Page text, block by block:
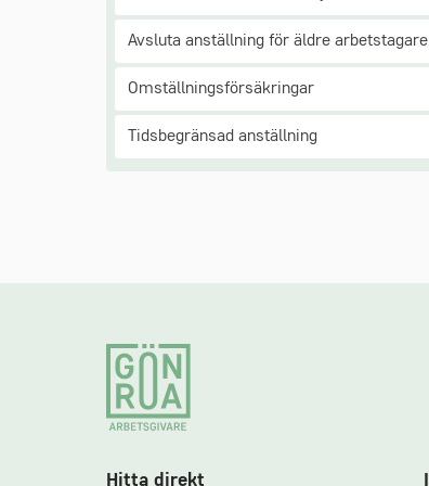
Avsluta anställning för äldre arbetstagare
Omställningsförsäkringar
Tidsbegränsad anställning
Hitta direkt